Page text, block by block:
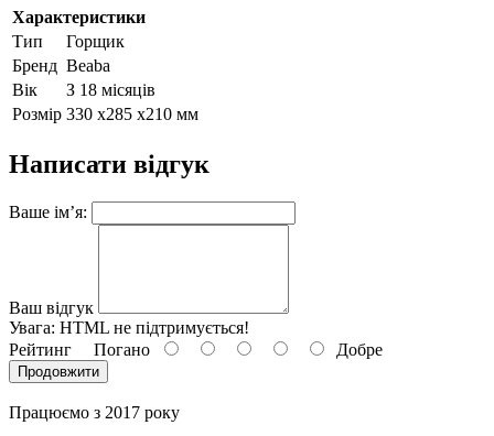
Характеристики
Тип
Горщик
Бренд Beaba
Вік
З 18 місяців
Розмір 330 х285 х210 мм
Написати відгук
Ваше ім’я:
Ваш відгук
Увага: HTML не підтримується!
Рейтинг Погано Добре
Продовжити
Працюємо з 2017 року